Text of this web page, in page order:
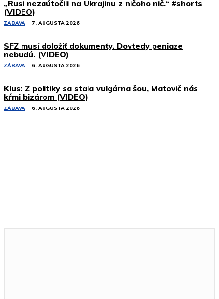
„Rusi nezaútočili na Ukrajinu z ničoho nič.“ #shorts
(VIDEO)
ZÁBAVA 7. AUGUSTA 2026
SFZ musí doložiť dokumenty. Dovtedy peniaze
nebudú. (VIDEO)
ZÁBAVA 6. AUGUSTA 2026
Klus: Z politiky sa stala vulgárna šou, Matovič nás
kŕmi bizárom (VIDEO)
ZÁBAVA 6. AUGUSTA 2026